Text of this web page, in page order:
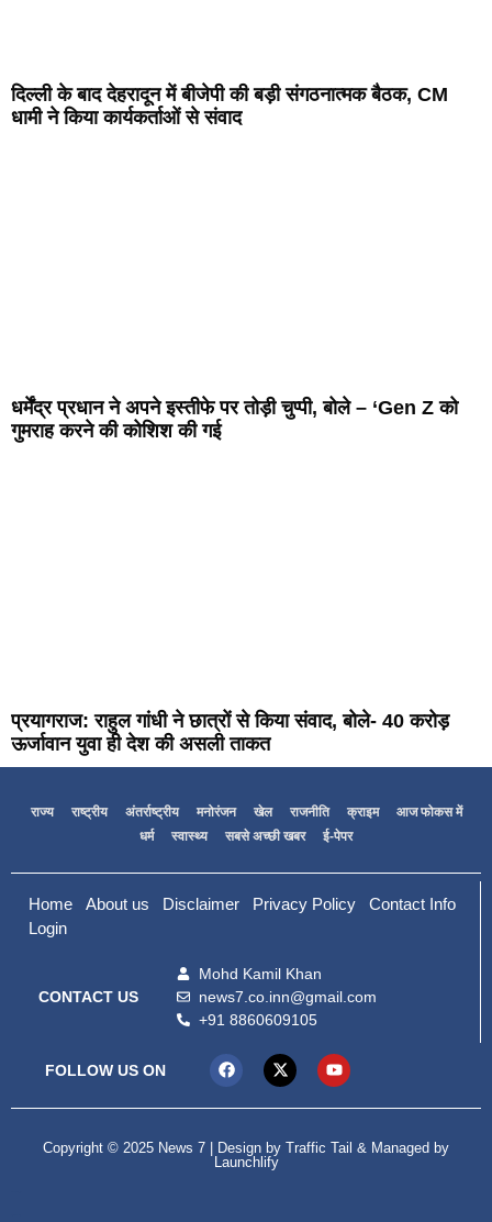
दिल्ली के बाद देहरादून में बीजेपी की बड़ी संगठनात्मक बैठक, CM
धामी ने किया कार्यकर्ताओं से संवाद
धर्मेंद्र प्रधान ने अपने इस्तीफे पर तोड़ी चुप्पी, बोले – ‘Gen Z को
गुमराह करने की कोशिश की गई
प्रयागराज: राहुल गांधी ने छात्रों से किया संवाद, बोले- 40 करोड़
ऊर्जावान युवा ही देश की असली ताकत
राज्य राष्ट्रीय अंतर्राष्ट्रीय मनोरंजन खेल राजनीति क्राइम
आज फोकस में
धर्म
स्वास्थ्य सबसे अच्छी खबर ई-पेपर
Home About us Disclaimer Privacy Policy
Contact Info
Login
CONTACT US
Mohd Kamil Khan
news7.co.inn@gmail.com
+91 8860609105
FOLLOW US ON
Copyright © 2025 News 7 | Design by Traffic Tail & Managed by
Launchlify